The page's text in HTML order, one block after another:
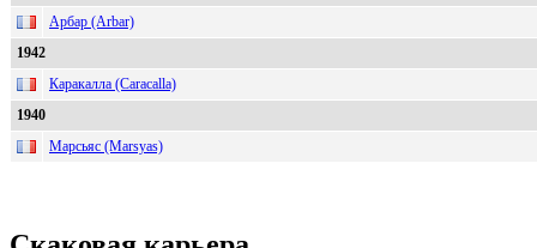
Арбар (Arbar)
1942
Каракалла (Caracalla)
1940
Марсьяс (Marsyas)